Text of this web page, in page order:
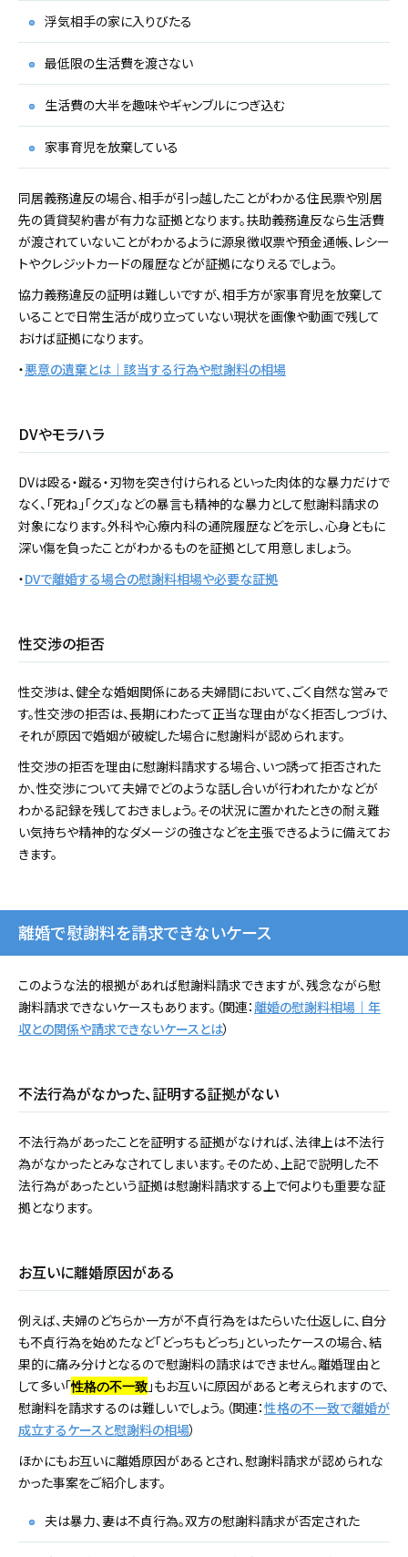
浮気相手の家に入りびたる
最低限の生活費を渡さない
生活費の大半を趣味やギャンブルにつぎ込む
家事育児を放棄している
同居義務違反の場合、相手が引っ越したことがわかる住民票や別居
先の賃貸契約書が有力な証拠となります。扶助義務違反なら生活費
が渡されていないことがわかるように源泉徴収票や預金通帳、レシー
トやクレジットカードの履歴などが証拠になりえるでしょう。
協力義務違反の証明は難しいですが、相手方が家事育児を放棄して
いることで日常生活が成り立っていない現状を画像や動画で残して
おけば証拠になります。
・悪意の遺棄とは｜該当する行為や慰謝料の相場
DVやモラハラ
DVは殴る・蹴る・刃物を突き付けられるといった肉体的な暴力だけで
なく、「死ね」「クズ」などの暴言も精神的な暴力として慰謝料請求の
対象になります。外科や心療内科の通院履歴などを示し、心身ともに
深い傷を負ったことがわかるものを証拠として用意しましょう。
・DVで離婚する場合の慰謝料相場や必要な証拠
性交渉の拒否
性交渉は、健全な婚姻関係にある夫婦間において、ごく自然な営みで
す。性交渉の拒否は、長期にわたって正当な理由がなく拒否しつづけ、
それが原因で婚姻が破綻した場合に慰謝料が認められます。
性交渉の拒否を理由に慰謝料請求する場合、いつ誘って拒否された
か、性交渉について夫婦でどのような話し合いが行われたかなどが
わかる記録を残しておきましょう。その状況に置かれたときの耐え難
い気持ちや精神的なダメージの強さなどを主張できるように備えてお
きます。
離婚で慰謝料を請求できないケース
このような法的根拠があれば慰謝料請求できますが、残念ながら慰
謝料請求できないケースもあります。（関連： 離婚の慰謝料相場｜年
収との関係や請求できないケースとは）
不法行為がなかった、証明する証拠がない
不法行為があったことを証明する証拠がなければ、法律上は不法行
為がなかったとみなされてしまいます。そのため、上記で説明した不
法行為があったという証拠は慰謝料請求する上で何よりも重要な証
拠となります。
お互いに離婚原因がある
例えば、夫婦のどちらか一方が不貞行為をはたらいた仕返しに、自分
も不貞行為を始めたなど「どっちもどっち」といったケースの場合、結
果的に痛み分けとなるので慰謝料の請求はできません。離婚理由と
して多い「性格の不一致 」もお互いに原因があると考えられますので、
慰謝料を請求するのは難しいでしょう。（関連：性格の不一致で離婚が
成立するケースと慰謝料の相場）
ほかにもお互いに離婚原因があるとされ、慰謝料請求が認められな
かった事案をご紹介します。
夫は暴力、妻は不貞行為。双方の慰謝料請求が否定された